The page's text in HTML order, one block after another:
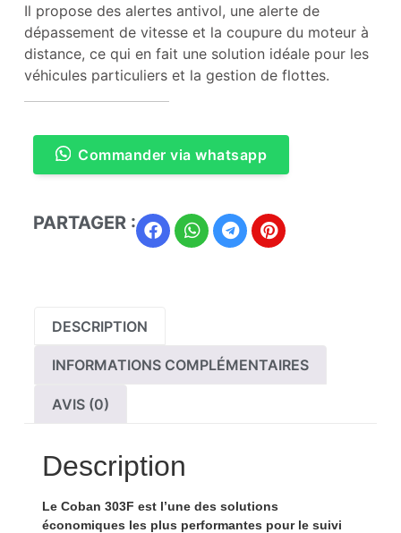
Il propose des alertes antivol, une alerte de
dépassement de vitesse et la coupure du moteur à
distance, ce qui en fait une solution idéale pour les
véhicules particuliers et la gestion de flottes.
Commander via whatsapp
PARTAGER :
DESCRIPTION
INFORMATIONS COMPLÉMENTAIRES
AVIS (0)
Description
Le Coban 303F est l’une des solutions
économiques les plus performantes pour le suivi